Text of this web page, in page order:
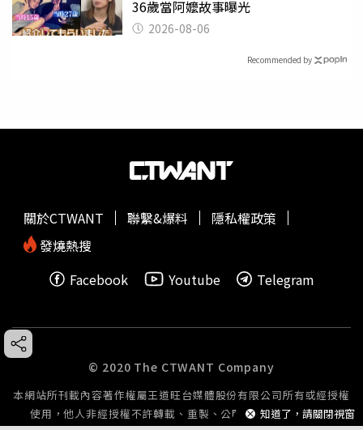
36歲當阿嬤故事曝光
2026-08-06
Recommended by
知道了，請關閉視窗
關於CTWANT 聯繫&爆料
隱私權政策
發燒熱搜
Facebook
Youtube Telegram
© 2020 The CTWANT Company
本網站所刊載內容著作權屬王道旺台媒體股份有限公司所有或經授權
使用，他人非經授權不許轉載、重製、公開播送或公開傳輸。